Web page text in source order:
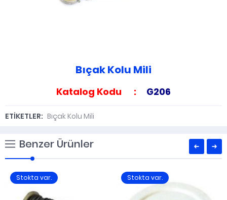
Bıçak Kolu Mili
Katalog Kodu : G206
ETİKETLER: Bıçak Kolu Mili
Benzer Ürünler
Stokta var. Stokta var.